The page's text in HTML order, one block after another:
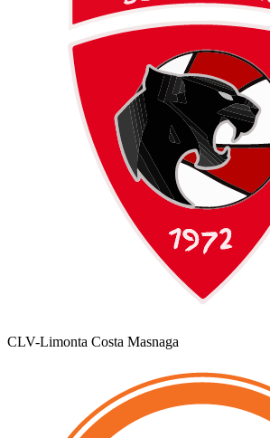
CLV-Limonta Costa Masnaga